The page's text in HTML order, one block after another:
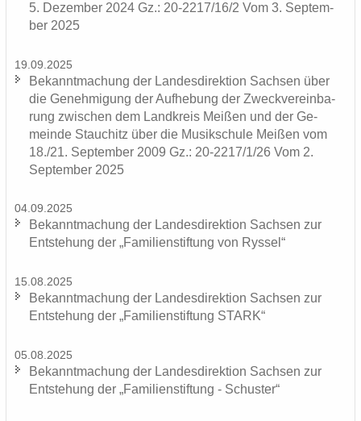
5. De­zem­ber 2024 Gz.: 20-2217/16/2 Vom 3. Sep­tem­
ber 2025
19.09.2025
Be­kannt­ma­chung der Lan­des­di­rek­ti­on Sach­sen über
die Ge­neh­mi­gung der Auf­he­bung der Zweck­ver­ein­ba­
rung zwi­schen dem Land­kreis Mei­ßen und der Ge­
mein­de Stau­chitz über die Mu­sik­schu­le Mei­ßen vom
18./21. Sep­tem­ber 2009 Gz.: 20-2217/1/26 Vom 2.
Sep­tem­ber 2025
04.09.2025
Be­kannt­ma­chung der Lan­des­di­rek­ti­on Sach­sen zur
Ent­ste­hung der „Fa­mi­li­en­stif­tung von Rys­sel“
15.08.2025
Be­kannt­ma­chung der Lan­des­di­rek­ti­on Sach­sen zur
Ent­ste­hung der „Fa­mi­li­en­stif­tung STARK“
05.08.2025
Be­kannt­ma­chung der Lan­des­di­rek­ti­on Sach­sen zur
Ent­ste­hung der „Fa­mi­li­en­stif­tung - Schus­ter“